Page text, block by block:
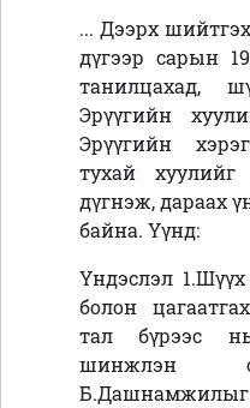
... Дээрх
дүгээр сарын
танилцахад,
Эрүүгийн
Эрүүгийн
тухай
дүгнэж, дараах
байна. Үүнд:
Үндэслэл
болон
тал бүрээс
шинжлэн